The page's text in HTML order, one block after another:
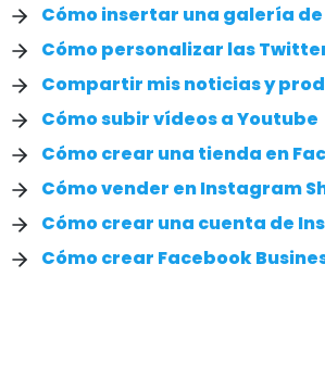
Cómo insertar una galería
Cómo personalizar las
Compartir mis noticias y
Cómo subir vídeos a Youtube
Cómo crear una tienda en
Cómo vender en Instagram
Cómo crear una cuenta de
Cómo crear Facebook